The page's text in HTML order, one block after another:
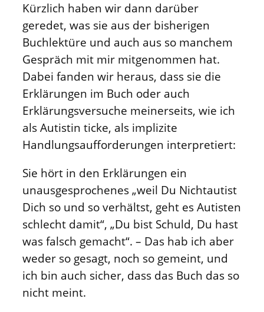
Kürzlich haben wir dann darüber
geredet, was sie aus der bisherigen
Buchlektüre und auch aus so manchem
Gespräch mit mir mitgenommen hat.
Dabei fanden wir heraus, dass sie die
Erklärungen im Buch oder auch
Erklärungsversuche meinerseits, wie ich
als Autistin ticke, als implizite
Handlungsaufforderungen interpretiert:
Sie hört in den Erklärungen ein
unausgesprochenes „weil Du Nichtautist
Dich so und so verhältst, geht es Autisten
schlecht damit“, „Du bist Schuld, Du hast
was falsch gemacht“. – Das hab ich aber
weder so gesagt, noch so gemeint, und
ich bin auch sicher, dass das Buch das so
nicht meint.